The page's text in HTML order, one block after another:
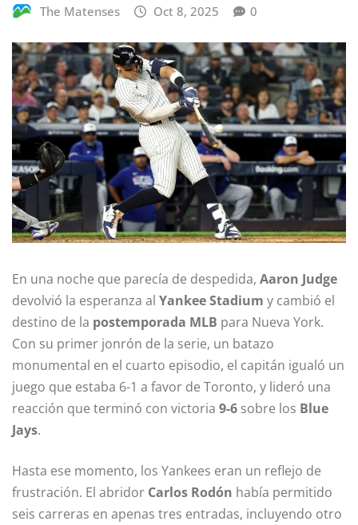
The Matenses Oct 8, 2025 0
En una noche que parecía de despedida, Aaron Judge
devolvió la esperanza al Yankee Stadium y cambió el
destino de la postemporada MLB para Nueva York.
Con su primer jonrón de la serie, un batazo
monumental en el cuarto episodio, el capitán igualó un
juego que estaba 6-1 a favor de Toronto, y lideró una
reacción que terminó con victoria 9-6 sobre los Blue
Jays.
Hasta ese momento, los Yankees eran un reflejo de
frustración. El abridor Carlos Rodón había permitido
seis carreras en apenas tres entradas, incluyendo otro